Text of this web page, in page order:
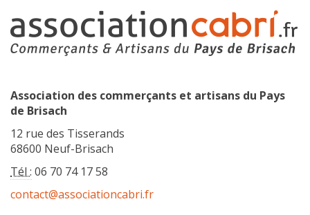
Association des commerçants et artisans du Pays
de Brisach
12 rue des Tisserands
68600 Neuf-Brisach
Tél : 06 70 74 17 58
contact@associationcabri.fr